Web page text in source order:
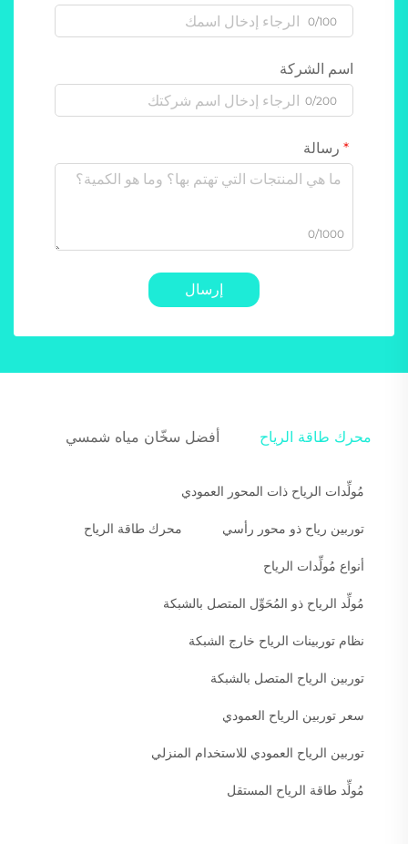
0/100
اسم الشركة
0/200
رسالة
0/1000
إرسال
محرك طاقة الرياح أفضل سخّان مياه شمسي
مُولِّدات الرياح ذات المحور العمودي
توربين رياح ذو محور رأسي محرك طاقة الرياح
أنواع مُولِّدات الرياح
مُولِّد الرياح ذو المُحَوِّل المتصل بالشبكة
نظام توربينات الرياح خارج الشبكة
توربين الرياح المتصل بالشبكة
سعر توربين الرياح العمودي
توربين الرياح العمودي للاستخدام المنزلي
مُولِّد طاقة الرياح المستقل